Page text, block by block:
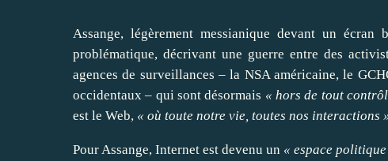
Assange, légèrement messianique devant un écran
problématique, décrivant une guerre entre des
agences de surveillances – la NSA américaine, le
occidentaux – qui sont désormais « hors de tout
est le Web, « où toute notre vie, toutes nos interactions
Pour Assange, Internet est devenu un « espace politique